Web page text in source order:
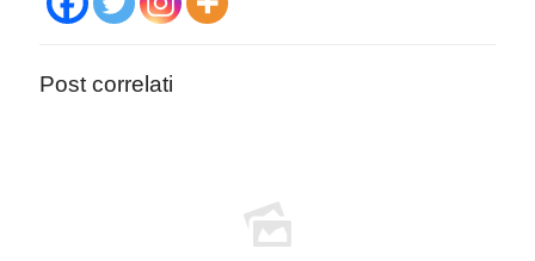
Post correlati